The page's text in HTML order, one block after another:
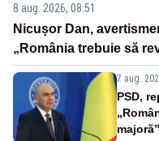
8 aug. 2026, 08:51
Nicușor Dan,
„România trebuie să
7 aug.
PSD,
majoră”